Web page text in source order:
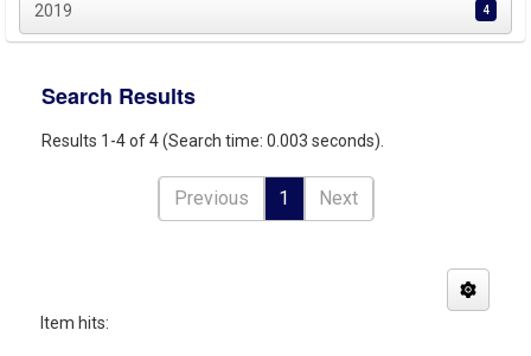
2019 4
Search Results
Results 1-4 of 4 (Search time: 0.003 seconds).
Previous 1 Next
Item hits: